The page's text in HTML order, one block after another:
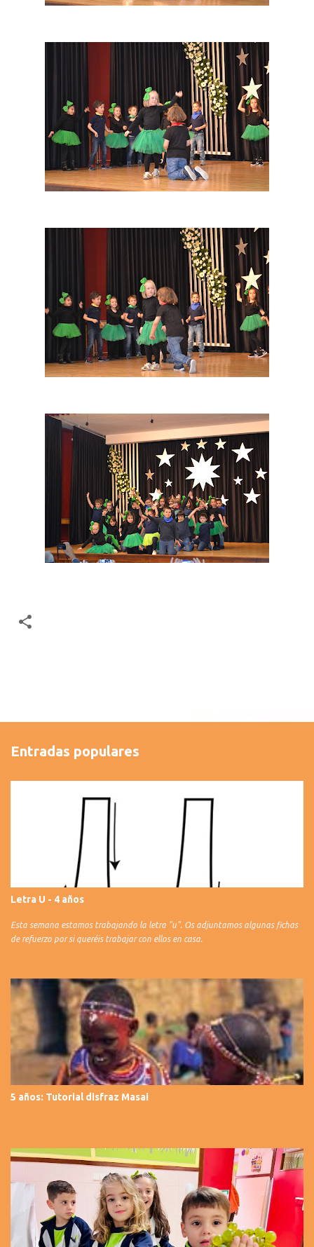
Entradas populares
Letra U - 4 años
Esta semana estamos trabajando la letra "u". Os adjuntamos algunas fichas
de refuerzo por si queréis trabajar con ellos en casa.
5 años: Tutorial disfraz Masai